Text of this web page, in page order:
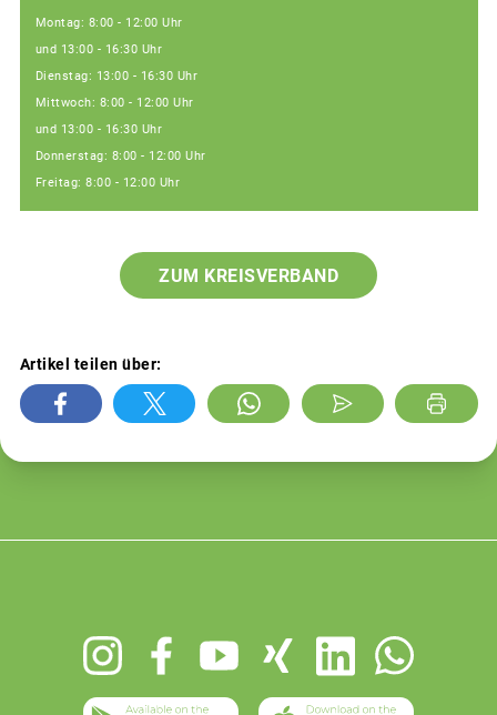
Montag: 8:00 - 12:00 Uhr
und 13:00 - 16:30 Uhr
Dienstag: 13:00 - 16:30 Uhr
Mittwoch: 8:00 - 12:00 Uhr
und 13:00 - 16:30 Uhr
Donnerstag: 8:00 - 12:00 Uhr
Freitag: 8:00 - 12:00 Uhr
ZUM KREISVERBAND
Artikel teilen über: